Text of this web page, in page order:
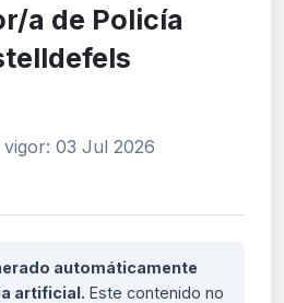
a de Policía
vigor: 03 Jul 2026
automáticamente
artificial. Este contenido no